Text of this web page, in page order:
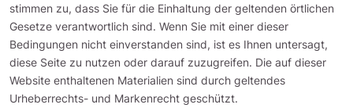
stimmen zu, dass Sie für die Einhaltung der geltenden örtlichen
Gesetze verantwortlich sind. Wenn Sie mit einer dieser
Bedingungen nicht einverstanden sind, ist es Ihnen untersagt,
diese Seite zu nutzen oder darauf zuzugreifen. Die auf dieser
Website enthaltenen Materialien sind durch geltendes
Urheberrechts- und Markenrecht geschützt.